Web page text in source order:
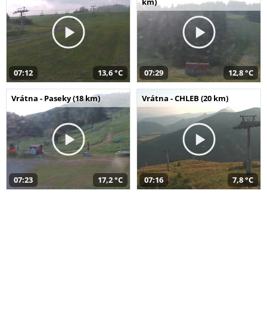
07:12 13,6 °C 07:29 12,8 °C
Vrátna - Paseky (18 km)
07:23 17,2 °C
Vrátna - CHLEB (20 km)
07:16 7,8 °C